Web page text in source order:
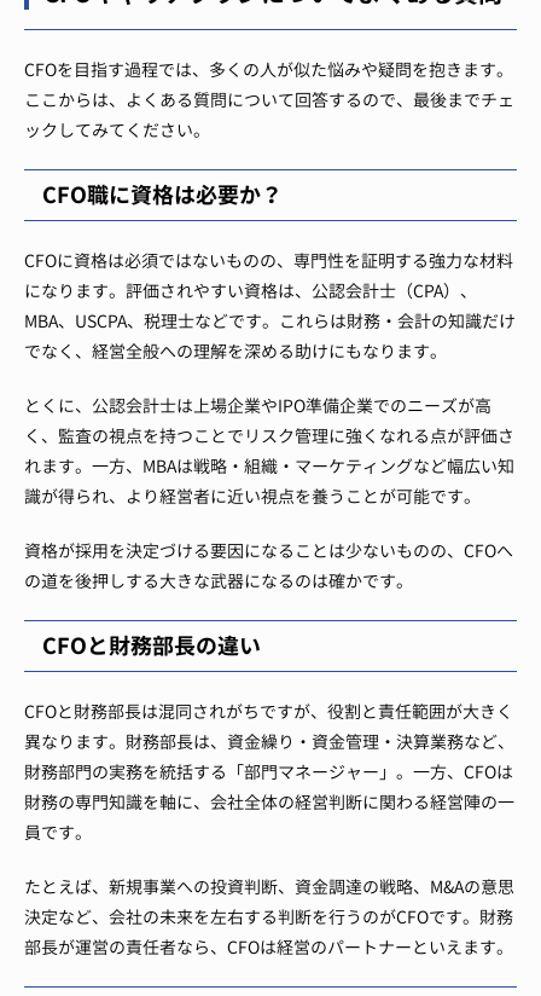
CFOを目指す過程では、多くの人が似た悩みや疑問を抱きます。
ここからは、よくある質問について回答するので、最後までチェ
ックしてみてください。
CFO職に資格は必要か？
CFOに資格は必須ではないものの、専門性を証明する強力な材料
になります。評価されやすい資格は、公認会計士（CPA）、
MBA、USCPA、税理士などです。これらは財務・会計の知識だけ
でなく、経営全般への理解を深める助けにもなります。
とくに、公認会計士は上場企業やIPO準備企業でのニーズが高
く、監査の視点を持つことでリスク管理に強くなれる点が評価さ
れます。一方、MBAは戦略・組織・マーケティングなど幅広い知
識が得られ、より経営者に近い視点を養うことが可能です。
資格が採用を決定づける要因になることは少ないものの、CFOへ
の道を後押しする大きな武器になるのは確かです。
CFOと財務部長の違い
CFOと財務部長は混同されがちですが、役割と責任範囲が大きく
異なります。財務部長は、資金繰り・資金管理・決算業務など、
財務部門の実務を統括する「部門マネージャー」。一方、CFOは
財務の専門知識を軸に、会社全体の経営判断に関わる経営陣の一
員です。
たとえば、新規事業への投資判断、資金調達の戦略、M&Aの意思
決定など、会社の未来を左右する判断を行うのがCFOです。財務
部長が運営の責任者なら、CFOは経営のパートナーといえます。